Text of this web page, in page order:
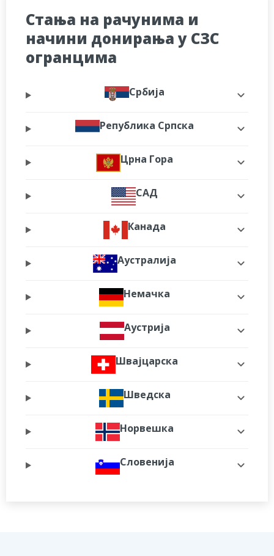
Стања на рачунима и
начини донирања у СЗС
огранцима
Србија
Република Српска
Црна Гора
САД
Канада
Аустралија
Немачка
Аустрија
Швајцарска
Шведска
Норвешка
Словенија